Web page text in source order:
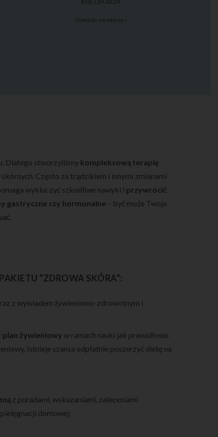
IMIĘ LEKARZA
Dowiedz się więcej >
Dlatego stworzyliśmy kompleksową terapię
Często za trądzikiem i innymi zmianami
wykluczyć szkodliwe nawyki i przywrócić
gastryczne czy hormonalne – być może Twoja
“ZDROWA SKÓRA”:
z wywiadem żywieniowo-zdrowotnym i
żywieniowy w ramach nauki jak prawidłowo
Istnieje szansa odpłatnie poszerzyć dietę na
z poradami, wskazaniami, zaleceniami
domowej;